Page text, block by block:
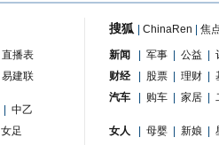
直播表
易建联
中乙
女足
搜狐 ChinaRen 焦
新闻 军事 公益
财经
股票 理财
汽车
购车 家居
女人 母婴 新娘